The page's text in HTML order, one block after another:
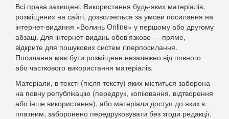
Всі права захищені. Використання будь-яких матеріалів,
розміщених на сайті, дозволяється за умови посилання на
інтернет-видання «Волинь Online» у першому або другому
абзаці. Для інтернет-видань обов’язкове — пряме,
відкрите для пошукових систем гіперпосилання.
Посилання має бути розміщене незалежно від повного
або часткового використання матеріалів.
Матеріали, в тексті (після тексту) яких міститься заборона
на повну републікацію (передрук, копіювання, відтворення
або інше використання), або матеріали доступ до яких є
платним, заборонено передруковувати без згоди редакції.